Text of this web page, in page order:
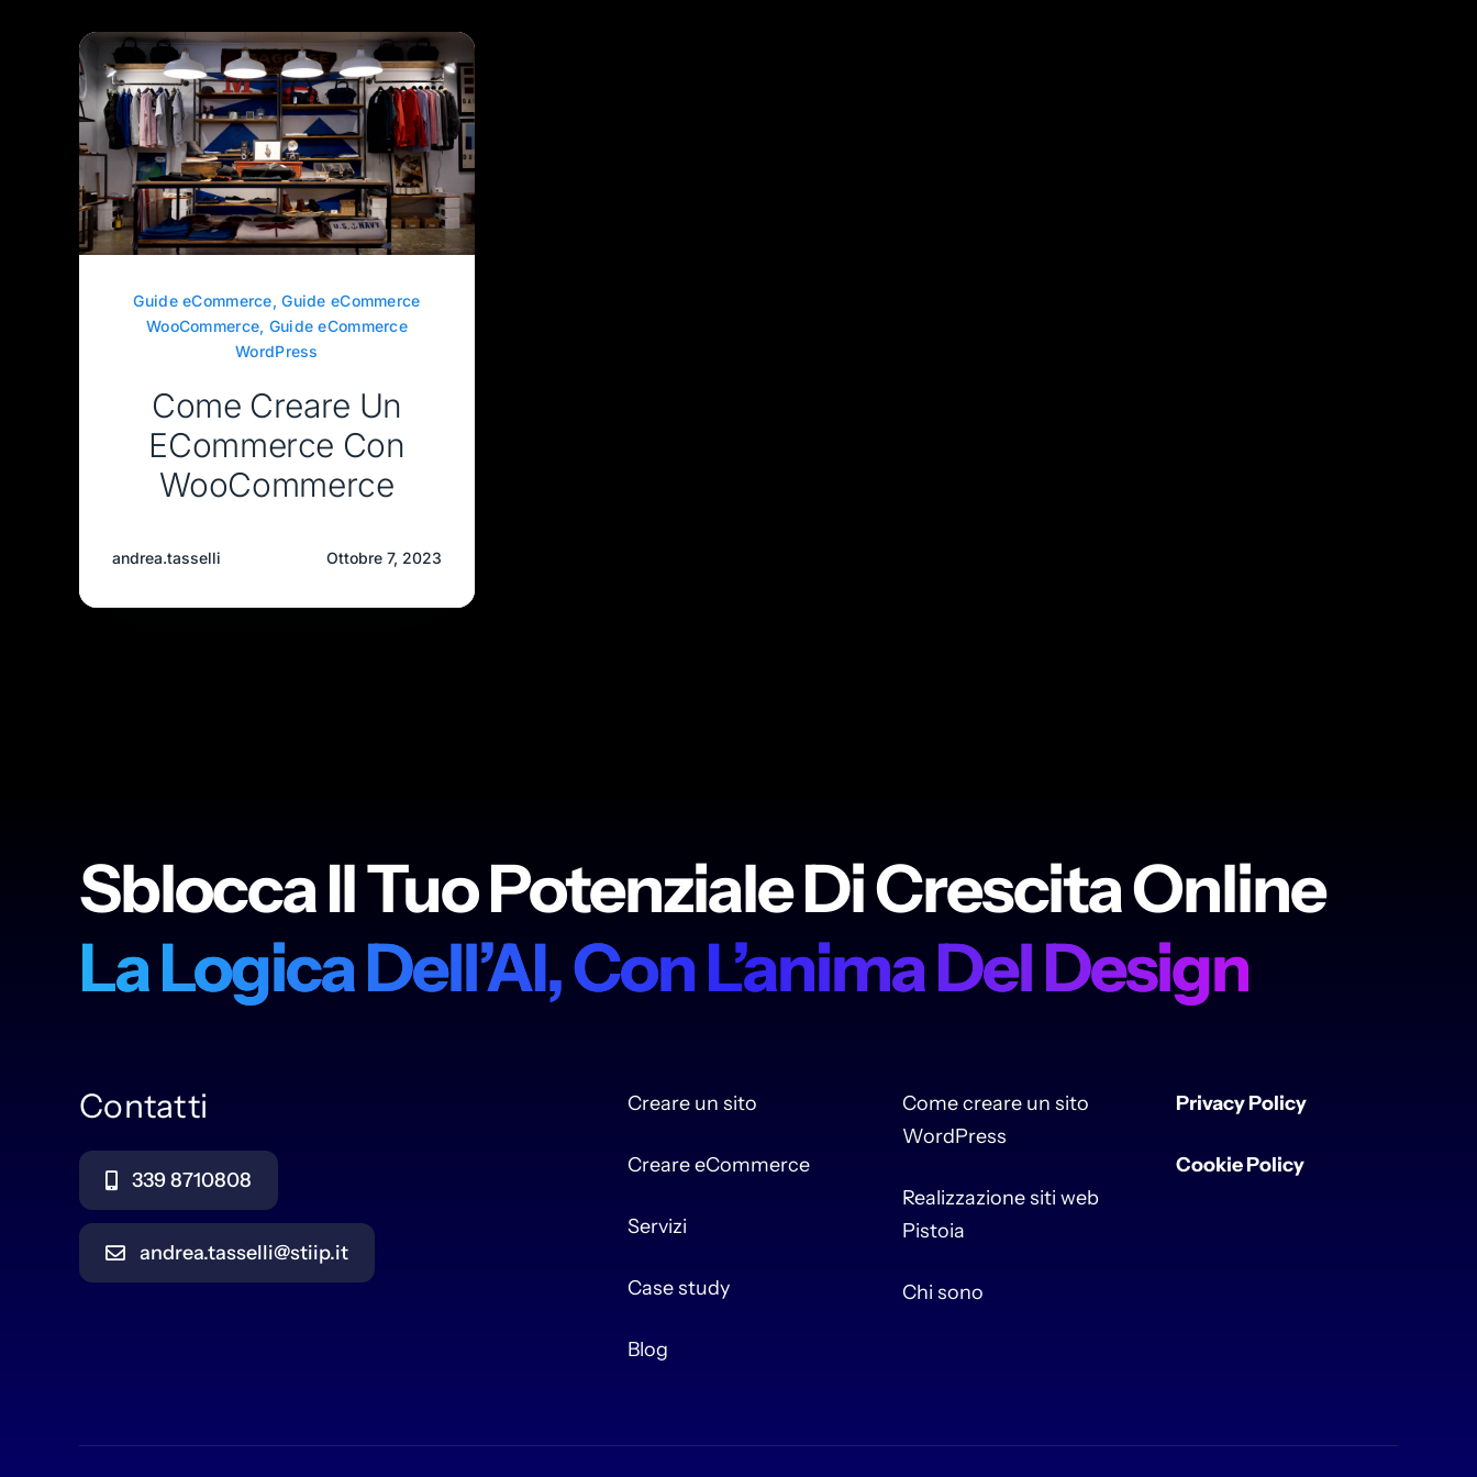
Guide eCommerce,Guide eCommerce
WooCommerce, Guide eCommerce
WordPress
Come Creare Un
ECommerce Con
WooCommerce
andrea.tasselli Ottobre 7, 2023
Sblocca Il Tuo Potenziale Di Crescita Online
La Logica Dell’AI, Con L’anima Del Design
Contatti
339 8710808
andrea.tasselli@stiip.it
Creare un sito
Creare eCommerce
Servizi
Case study
Blog
Come creare un sito
WordPress
Realizzazione siti web
Pistoia
Chi sono
Privacy Policy
Cookie Policy